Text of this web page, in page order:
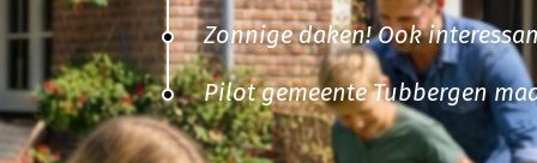
Zonnige daken! Ook
Pilot gemeente Tubbergen
afval